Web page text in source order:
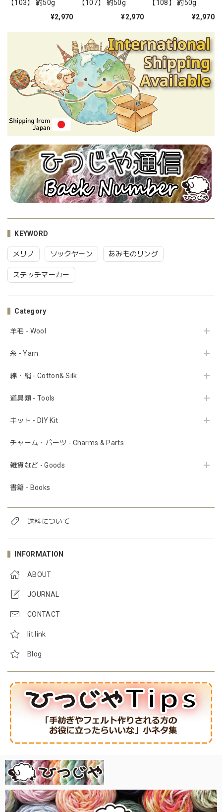
KEYWORD
メリノ ソックヤーン あみものリング
ステッチマーカー
Category
羊毛 - Wool
糸 - Yarn
綿・絹 - Cotton& Silk
道具類 - Tools
キット - DIY Kit
チャーム・パーツ - Charms & Parts
雑貨など - Goods
書籍 - Books
送料について
INFORMATION
ABOUT
JOURNAL
CONTACT
lit.link
Blog
【103】 約50g
¥2,970
【107】 約50g
¥2,970
【108】 約50g
¥2,970